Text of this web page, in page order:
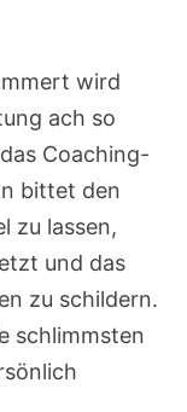
wird
ach so
Coaching-
bittet den
zu lassen,
und das
zu schildern.
schlimmsten